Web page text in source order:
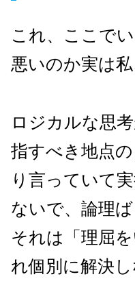
これ、ここで
悪いのか実は
ロジカルな思
指すべき地点
り言っていて
ないで、論理
それは「理屈
れ個別に解決